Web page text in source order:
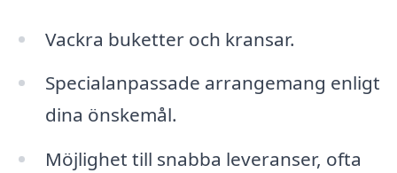
Vackra buketter och kransar.
Specialanpassade arrangemang enligt
dina önskemål.
Möjlighet till snabba leveranser, ofta